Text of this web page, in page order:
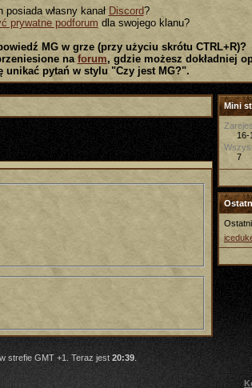
posiada własny kanałDiscord?
prywatne podforum dla swojego klanu?
MG w grze (przy użyciu skrótu CTRL+R)?
na forum, gdzie możesz dokładniej
unikać pytań w stylu "Czy jest MG?".
Mini
16-
7
strefie GMT +1. Teraz jest20:39.